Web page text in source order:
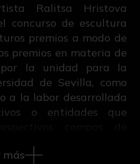
Ralitsa Hristova
concurso de escultura
premios a modo de
premios en materia de
por la unidad para la
de Sevilla, como
a la labor desarrollada
o entidades que
en visibilizar la
más